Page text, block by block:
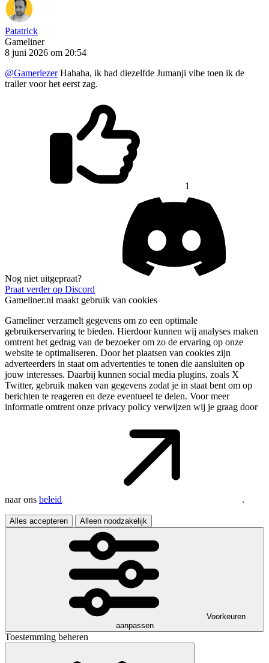
Patatrick
Gameliner
8 juni 2026 om 20:54
@GamerlezerHahaha, ik had diezelfde Jumanji vibe toen ik de
trailer voor het eerst zag.
1
Nog niet uitgepraat?
Praat verder op Discord
Gameliner.nl maakt gebruik van cookies
Gameliner verzamelt gegevens om zo een optimale
gebruikerservaring te bieden. Hierdoor kunnen wij analyses maken
omtrent het gedrag van de bezoeker om zo de ervaring op onze
website te optimaliseren. Door het plaatsen van cookies zijn
adverteerders in staat om advertenties te tonen die aansluiten op
jouw interesses. Daarbij kunnen social media plugins, zoals X
Twitter, gebruik maken van gegevens zodat je in staat bent om op
berichten te reageren en deze eventueel te delen. Voor meer
informatie omtrent onze privacy policy verwijzen wij je graag door
naar ons beleid .
Alles accepteren Alleen noodzakelijk
Voorkeuren
aanpassen
Toestemming beheren